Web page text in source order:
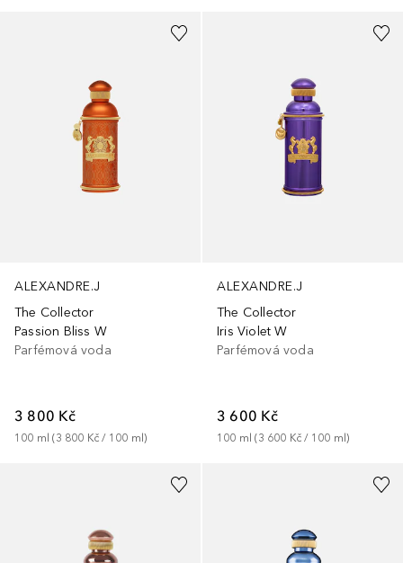
ALEXANDRE.J
The Collector
Passion Bliss W
Parfémová voda
3 800 Kč
100 ml (3 800 Kč / 100 ml)
ALEXANDRE.J
The Collector
Iris Violet W
Parfémová voda
3 600 Kč
100 ml (3 600 Kč / 100 ml)